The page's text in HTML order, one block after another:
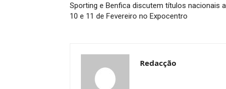
Sporting e Benfica discutem títulos nacionais a
10 e 11 de Fevereiro no Expocentro
Redacção